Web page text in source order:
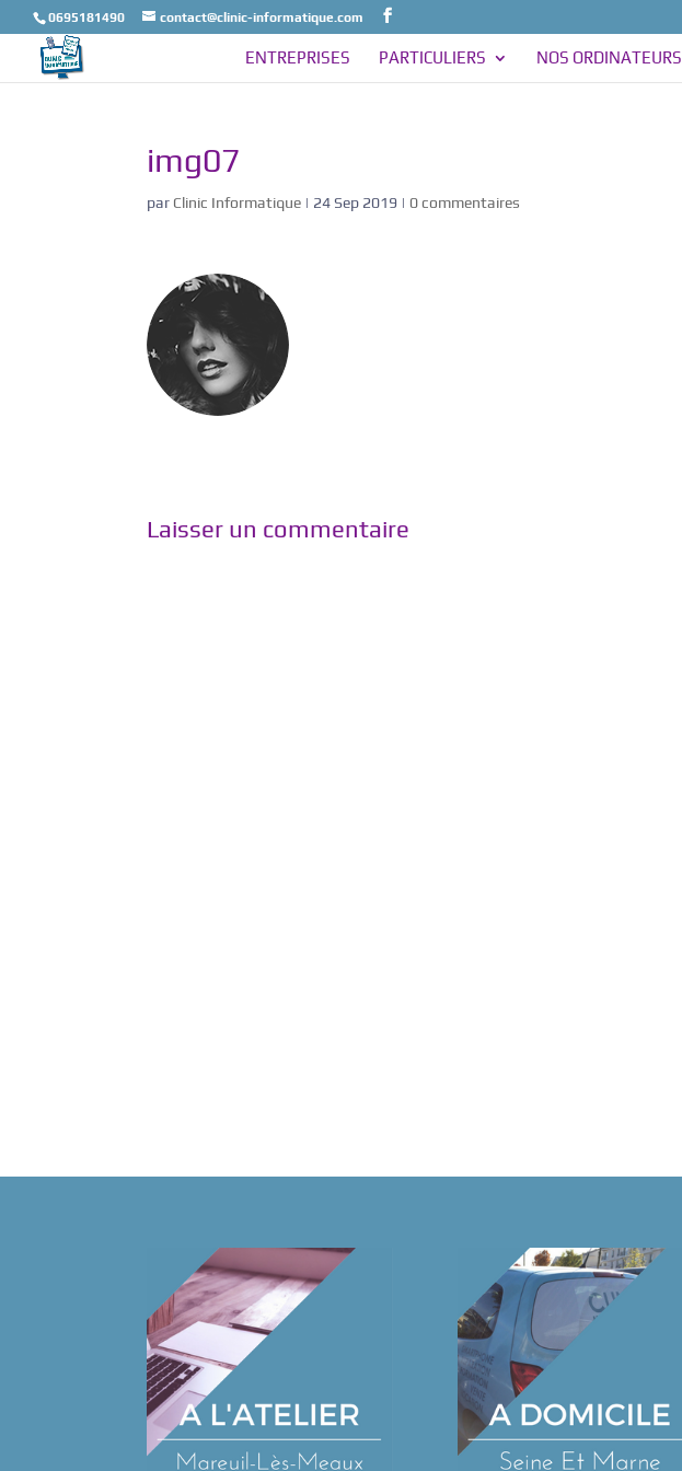
0695181490 contact@clinic-informatique.com
ENTREPRISES PARTICULIERS NOS ORDINATEURS
img07
par Clinic Informatique | 24 Sep 2019 | 0 commentaires
Laisser un commentaire